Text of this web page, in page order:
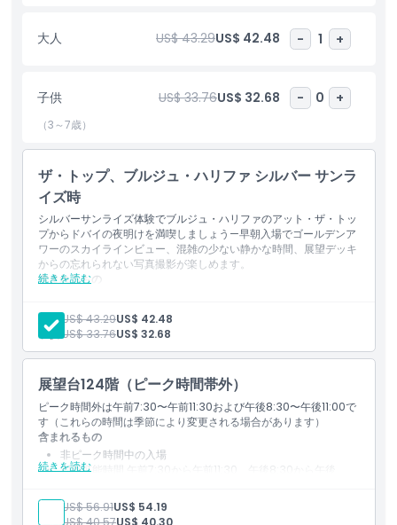
ルの世界で最も高い屋外展望デッキにあなたを連れて行き、ラグジ
ュアリーラウンジ、実物大の没入型スクリーン、タワーの歴史と設
ハイライト
含まれるもの
子供／大人ポリシー
営業時間
場所
キャンセルポリシー
大人 US$ 43.29US$ 42.48 - 1 +
子供 US$ 33.76US$ 32.68 - 0 +
（3～7歳）
ザ・トップ、ブルジュ・ハリファ シルバー サンラ
イズ時
シルバーサンライズ体験でブルジュ・ハリファのアット・ザ・トッ
プからドバイの夜明けを満喫しましょう—早朝入場でゴールデンア
ワーのスカイラインビュー、混雑の少ない静かな時間、展望デッキ
からの忘れられない写真撮影が楽しめます。
続きを読む
含まれるもの
G階のザ・カフェでの無料モーニングトリート - ベーカリーア
イテム1点（限定セクション）およびドリンク1杯（ジュースと
エナジードリンク除く）。
大人: US$ 43.29US$ 42.48
子供:
US$ 33.76US$ 32.68
展望台124階（ピーク時間帯外）
ピーク時間外は午前7:30〜午前11:30および午後8:30〜午後11:00で
す（これらの時間は季節により変更される場合があります）
続きを読む
含まれるもの
非ピーク時間中の入場
利用可能時間 午前7:30から午前11:30、午後8:30から午後
入場時間は柔軟です（時間は季節により変更される場合があり
ます）
大人: US$ 56.91US$ 54.19
子供:US$ 40.57US$ 40.30